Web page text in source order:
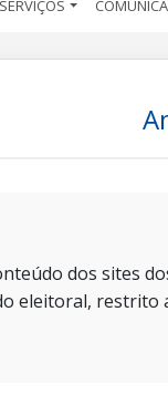
SERVIÇOS
dos sites
eleitoral, restrito